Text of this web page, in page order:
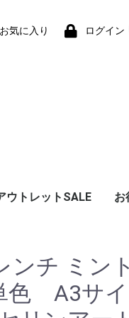
お気に入り ログイン
ウトレットSALE お
ンチ ミン
色 A3サ